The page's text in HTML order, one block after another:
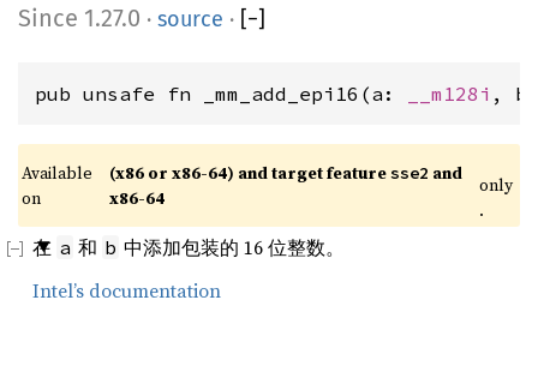
1.27.0 · source · [−]
pub unsafe fn _mm_add_epi16(a: __m128i ,
Available
on
(x86 or x86-64) and target feature sse2 and
x86-64
only
.
在 a 和 b 中添加包装的 16 位整数。
Intel’s documentation